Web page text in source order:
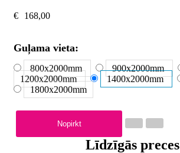
€ 168,00
Guļama vieta:
800x2000mm 900x2000mm
1200x2000mm 1400x2000mm
1800x2000mm
Nopirkt
Līdzīgās preces